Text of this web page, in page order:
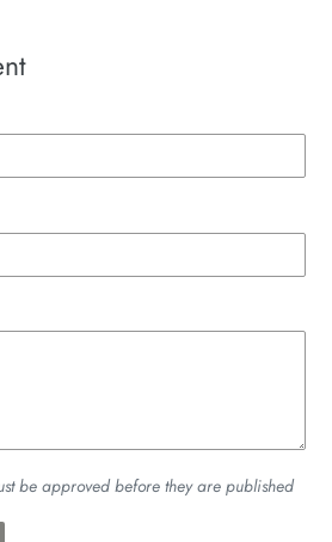
be approved before they are published